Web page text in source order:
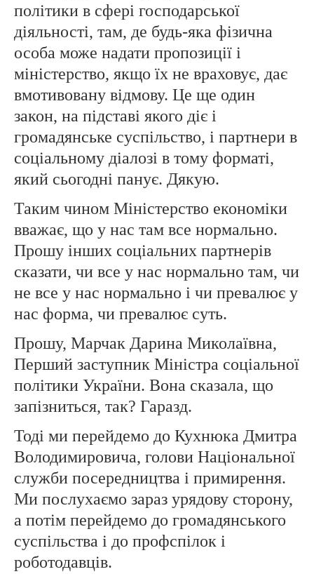
політики в сфері господарської
діяльності, там, де будь-яка фізична
особа може надати пропозиції і
міністерство, якщо їх не враховує, дає
вмотивовану відмову. Це ще один
закон, на підставі якого діє і
громадянське суспільство, і партнери в
соціальному діалозі в тому форматі,
який сьогодні панує. Дякую.
Таким чином Міністерство економіки
вважає, що у нас там все нормально.
Прошу інших соціальних партнерів
сказати, чи все у нас нормально там, чи
не все у нас нормально і чи превалює у
нас форма, чи превалює суть.
Прошу, Марчак Дарина Миколаївна,
Перший заступник Міністра соціальної
політики України. Вона сказала, що
запізниться, так? Гаразд.
Тоді ми перейдемо до Кухнюка Дмитра
Володимировича, голови Національної
служби посередництва і примирення.
Ми послухаємо зараз урядову сторону,
а потім перейдемо до громадянського
суспільства і до профспілок і
роботодавців.